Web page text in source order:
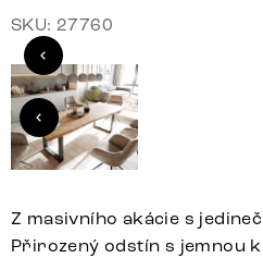
SKU: 27760
Z masivního akácie s
Přirozený odstín s jemnou